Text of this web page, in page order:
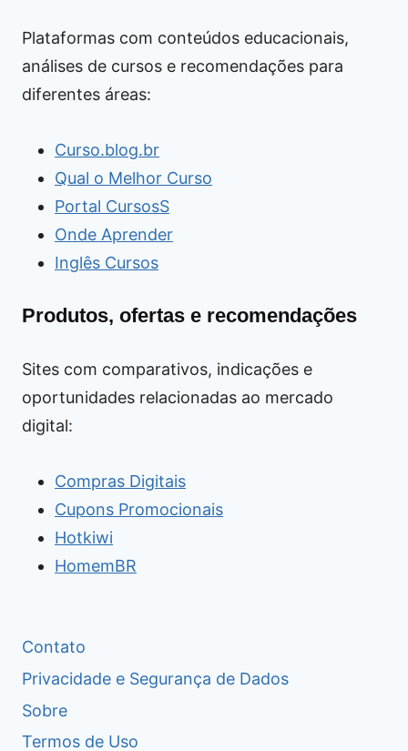
Plataformas com conteúdos educacionais,
análises de cursos e recomendações para
diferentes áreas:
Curso.blog.br
Qual o Melhor Curso
Portal CursosS
Onde Aprender
Inglês Cursos
Produtos, ofertas e recomendações
Sites com comparativos, indicações e
oportunidades relacionadas ao mercado
digital:
Compras Digitais
Cupons Promocionais
Hotkiwi
HomemBR
Contato
Privacidade e Segurança de Dados
Sobre
Termos de Uso